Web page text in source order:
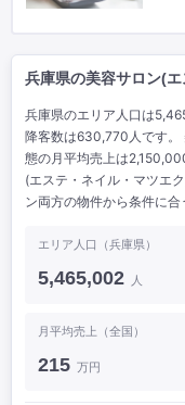
兵庫県の美容サロン(
兵庫県のエリア人口は
降客数は630,770人です。
態の月平均売上は
(エステ・ネイル・マツエ
ン両方の物件から条件に合
エリア人口（兵庫県）
5,465,002 人
月平均売上（全国）
215 万円